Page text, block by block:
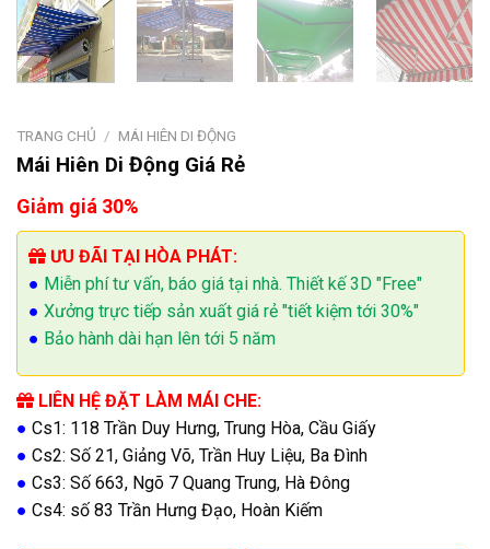
TRANG CHỦ / MÁI HIÊN DI ĐỘNG
Mái Hiên Di Động Giá Rẻ
Giảm giá 30%
ƯU ĐÃI TẠI HÒA PHÁT:
● Miễn phí tư vấn, báo giá tại nhà. Thiết kế 3D "Free"
● Xưởng trực tiếp sản xuất giá rẻ "tiết kiệm tới 30%"
● Bảo hành dài hạn lên tới 5 năm
LIÊN HỆ ĐẶT LÀM MÁI CHE:
● Cs1: 118 Trần Duy Hưng, Trung Hòa, Cầu Giấy
● Cs2: Số 21, Giảng Võ, Trần Huy Liệu, Ba Đình
● Cs3: Số 663, Ngõ 7 Quang Trung, Hà Đông
● Cs4: số 83 Trần Hưng Đạo, Hoàn Kiếm